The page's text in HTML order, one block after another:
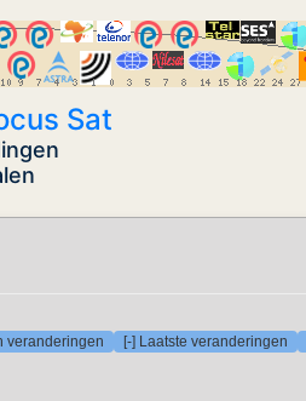
Sat
veranderingen [-] Laatste veranderingen